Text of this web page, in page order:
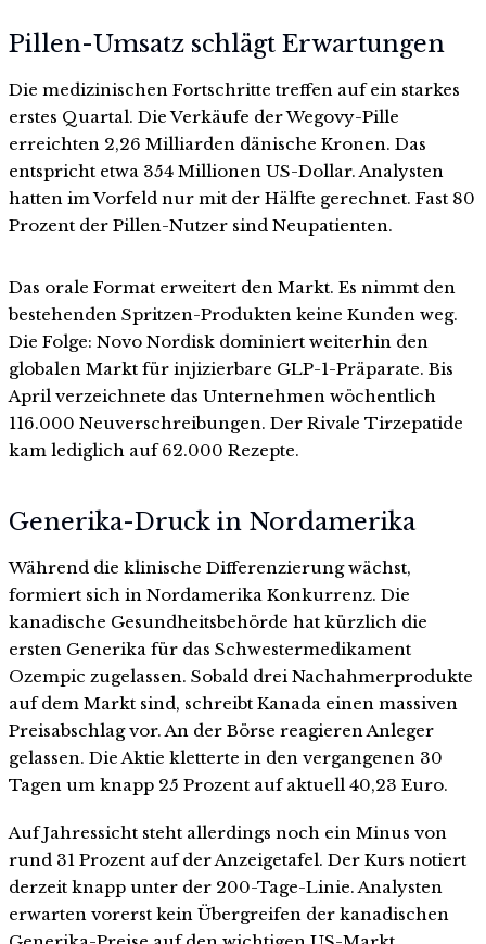
Pillen-Umsatz schlägt Erwartungen
Die medizinischen Fortschritte treffen auf ein starkes
erstes Quartal. Die Verkäufe der Wegovy-Pille
erreichten 2,26 Milliarden dänische Kronen. Das
entspricht etwa 354 Millionen US-Dollar. Analysten
hatten im Vorfeld nur mit der Hälfte gerechnet. Fast 80
Prozent der Pillen-Nutzer sind Neupatienten.
Das orale Format erweitert den Markt. Es nimmt den
bestehenden Spritzen-Produkten keine Kunden weg.
Die Folge: Novo Nordisk dominiert weiterhin den
globalen Markt für injizierbare GLP-1-Präparate. Bis
April verzeichnete das Unternehmen wöchentlich
116.000 Neuverschreibungen. Der Rivale Tirzepatide
kam lediglich auf 62.000 Rezepte.
Generika-Druck in Nordamerika
Während die klinische Differenzierung wächst,
formiert sich in Nordamerika Konkurrenz. Die
kanadische Gesundheitsbehörde hat kürzlich die
ersten Generika für das Schwestermedikament
Ozempic zugelassen. Sobald drei Nachahmerprodukte
auf dem Markt sind, schreibt Kanada einen massiven
Preisabschlag vor. An der Börse reagieren Anleger
gelassen. Die Aktie kletterte in den vergangenen 30
Tagen um knapp 25 Prozent auf aktuell 40,23 Euro.
Auf Jahressicht steht allerdings noch ein Minus von
rund 31 Prozent auf der Anzeigetafel. Der Kurs notiert
derzeit knapp unter der 200-Tage-Linie. Analysten
erwarten vorerst kein Übergreifen der kanadischen